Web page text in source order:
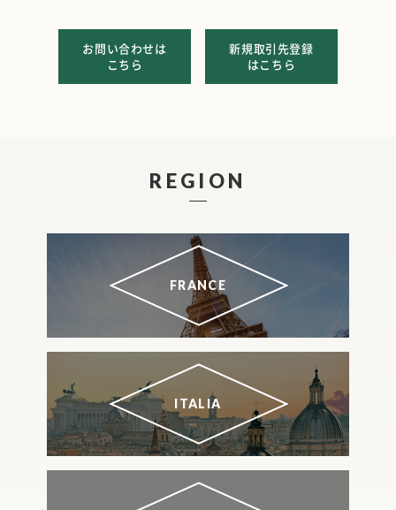
お問い合わせは
こちら
新規取引先登録
はこちら
REGION
FRANCE
ITALIA